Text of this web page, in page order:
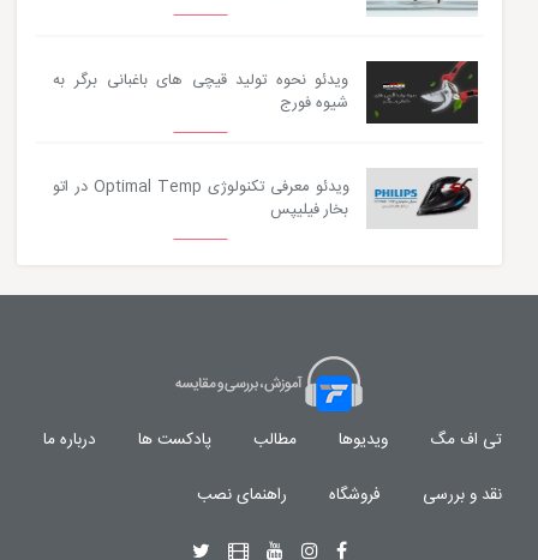
ویدئو نحوه تولید قیچی های باغبانی برگر به
شیوه فورج
ویدئو معرفی تکنولوژی Optimal Temp در اتو
بخار فیلیپس
تی اف مگ ویدیوها مطالب پادکست ها درباره ما
نقد و بررسی فروشگاه راهنمای نصب